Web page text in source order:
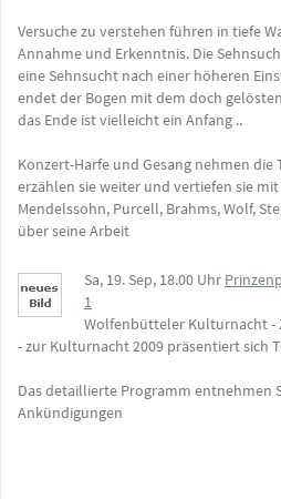
Versuche zu verstehen führen in tiefe
Annahme und Erkenntnis. Die
eine Sehnsucht nach einer höheren
endet der Bogen mit dem doch
das Ende ist vielleicht ein Anfang ..
Konzert-Harfe und Gesang nehmen die
erzählen sie weiter und vertiefen sie
Mendelssohn, Purcell, Brahms, Wolf,
über seine Arbeit
Sa, 19. Sep, 18.00 Uhr
1
Wolfenbütteler Kulturnacht -
- zur Kulturnacht 2009 präsentiert sich
Das detaillierte Programm entnehmen
Ankündigungen